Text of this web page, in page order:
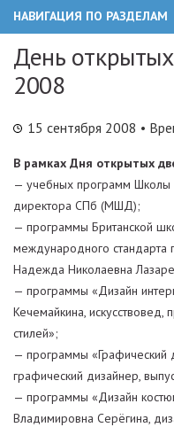
НАВИГАЦИЯ ПО РАЗДЕЛАМ
День
2008
15 сентября 2008 •
В рамках Дня открытых
— учебных программ Школы
директора СПб (МШД);
— программы Британской
международного стандарта
Надежда Николаевна
— программы «Дизайн
Кечемайкина, искусствовед,
стилей»;
— программы «Графический
графический дизайнер,
— программы «Дизайн
Владимировна Серёгина,